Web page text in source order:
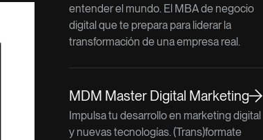
entender el mundo. El MBA de negocio
digital que te prepara para liderar la
transformación de una empresa real.
MDM Master Digital Marketing
Impulsa tu desarrollo en marketing digital
y nuevas tecnologías. (Trans)formate